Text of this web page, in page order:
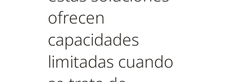
ofrecen
capacidades
limitadas cuando